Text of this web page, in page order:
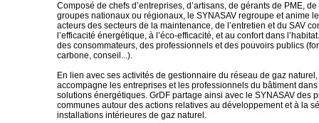
Composé de chefs d’entreprises, d’artisans, de gérants de PME,
groupes nationaux ou régionaux, le SYNASAV regroupe et anime
acteurs des secteurs de la maintenance, de l’entretien et du SAV
l’efficacité énergétique, à l’éco-efficacité, et au confort dans
des consommateurs, des professionnels et des pouvoirs publics
carbone, conseil...).
En lien avec ses activités de gestionnaire du réseau de gaz naturel,
accompagne les entreprises et les professionnels du bâtiment
solutions énergétiques. GrDF partage ainsi avec le SYNASAV des
communes autour des actions relatives au développement et à la
installations intérieures de gaz naturel.